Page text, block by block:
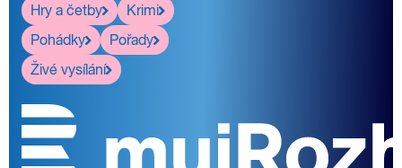
Hry a četby
Krimi
Pohádky
Pořady
Živé vysílání